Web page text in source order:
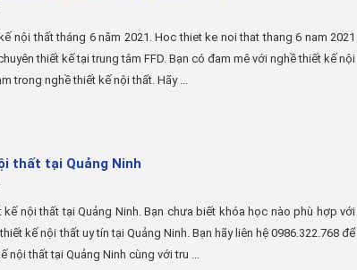
nội thất tháng 6 năm 2021. Hoc thiet ke noi that thang 6 nam 2021
thiết kế tại trung tâm FFD. Bạn có đam mê với nghề thiết kế nội
trong nghề thiết kế nội thất. Hãy ...
thất tại Quảng Ninh
nội thất tại Quảng Ninh. Bạn chưa biết khóa học nào phù hợp với
kế nội thất uy tín tại Quảng Ninh. Bạn hãy liên hệ 0986.322.768 để
nội thất tại Quảng Ninh cùng với tru ...